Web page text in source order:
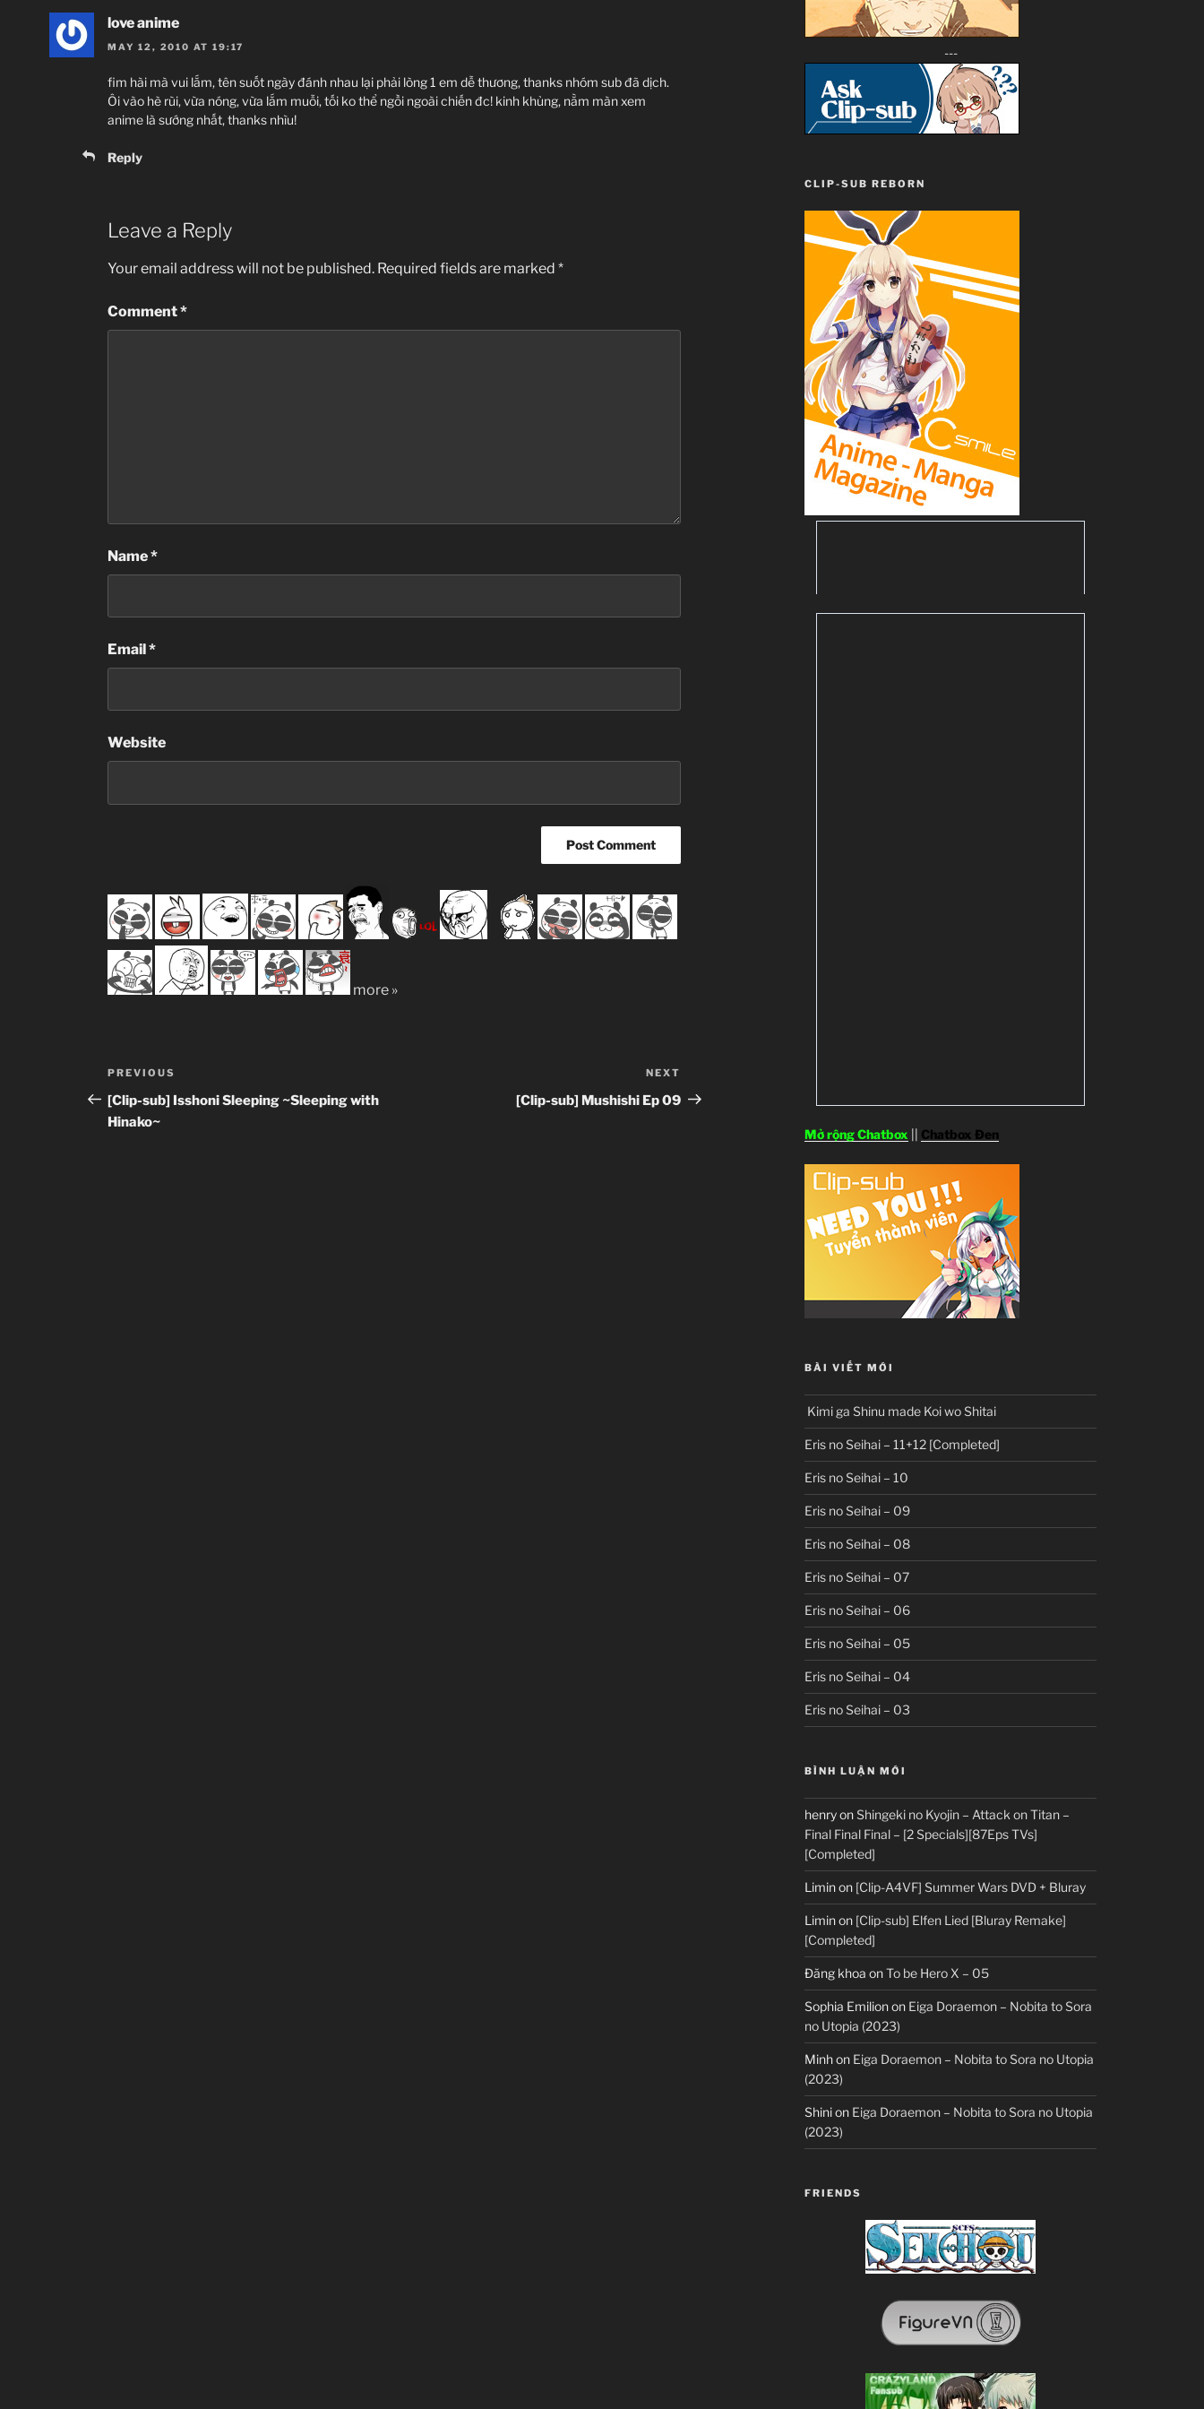
love anime
MAY 12, 2010 AT 19:17
fim hài mà vui lắm, tên suốt ngày đánh nhau lại phải lòng 1 em dễ thương, thanks nhóm sub đã dịch.
Ôi vào hè rùi, vừa nóng, vừa lắm muỗi, tối ko thể ngồi ngoài chiến đc! kinh khủng, nằm màn xem
anime là sướng nhất, thanks nhìu!
Reply
Leave a Reply
Your email address will not be published. Required fields are marked *
Comment*
Name*
Email*
Website
more »
Post
navigation
Previous
Post
PREVIOUS
[Clip-sub] Isshoni Sleeping ~Sleeping with
Hinako~
Post
NEXT
[Clip-sub] Mushishi Ep 09
---
CLIP-SUB REBORN
Mở rộng Chatbox Chatbox Đen
BÀI VIẾT MỚI
Kimi ga Shinu made Koi wo Shitai
Eris no Seihai – 11+12 [Completed]
Eris no Seihai – 10
Eris no Seihai – 09
Eris no Seihai – 08
Eris no Seihai – 07
Eris no Seihai – 06
Eris no Seihai – 05
Eris no Seihai – 04
Eris no Seihai – 03
BÌNH LUẬN MỚI
henryonShingeki no Kyojin – Attack on Titan –
Final Final Final – [2 Specials][87Eps TVs]
[Completed]
Liminon [Clip-A4VF] Summer Wars DVD + Bluray
Liminon [Clip-sub] Elfen Lied [Bluray Remake]
[Completed]
Đăng khoa onTo be Hero X – 05
Sophia Emilionon Eiga Doraemon – Nobita to Sora
no Utopia (2023)
Minhon Eiga Doraemon – Nobita to Sora no Utopia
(2023)
Shinion Eiga Doraemon – Nobita to Sora no Utopia
(2023)
FRIENDS